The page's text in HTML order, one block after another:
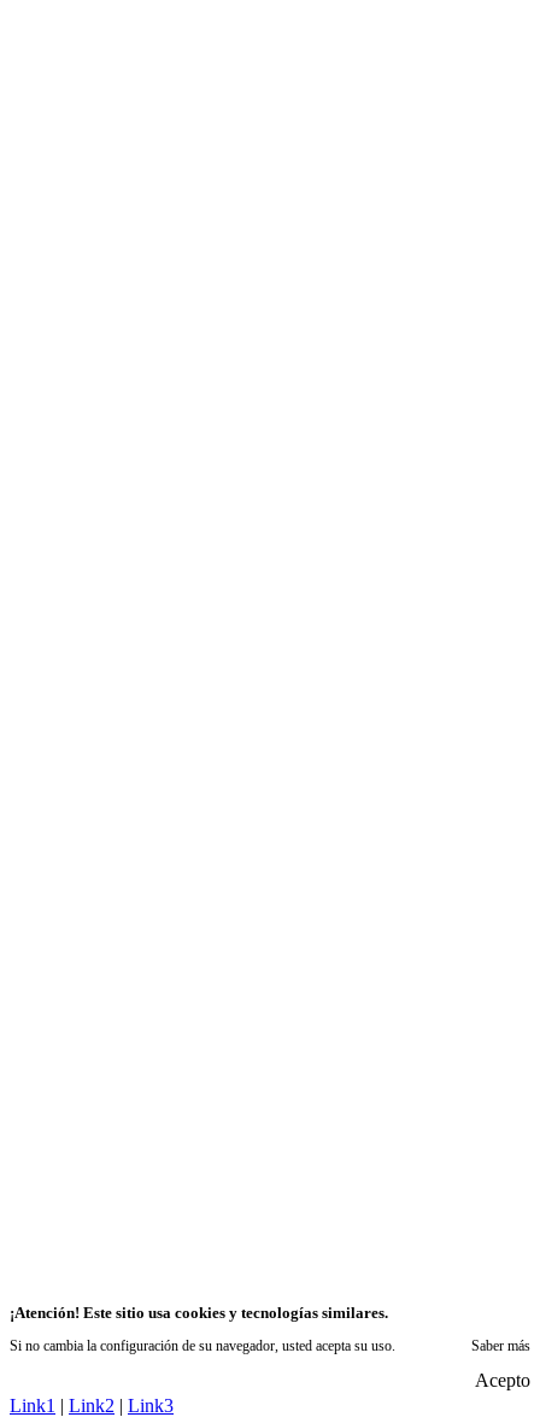
¡Atención! Este sitio usa cookies y tecnologías similares.
Si no cambia la configuración de su navegador, usted acepta su uso. Saber más
Acepto
Link1 | Link2 | Link3